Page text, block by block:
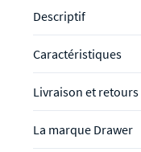
Descriptif
Caractéristiques
Livraison et retours
La marque Drawer